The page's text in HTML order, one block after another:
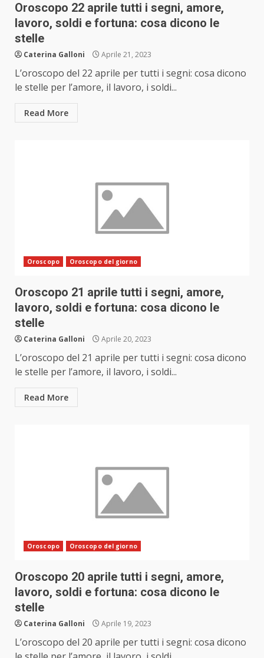
Oroscopo 22 aprile tutti i segni, amore,
lavoro, soldi e fortuna: cosa dicono le
stelle
Caterina Galloni Aprile 21, 2023
L’oroscopo del 22 aprile per tutti i segni: cosa dicono
le stelle per l’amore, il lavoro, i soldi...
Read More
Oroscopo Oroscopo del giorno
Oroscopo 21 aprile tutti i segni, amore,
lavoro, soldi e fortuna: cosa dicono le
stelle
Caterina Galloni Aprile 20, 2023
L’oroscopo del 21 aprile per tutti i segni: cosa dicono
le stelle per l’amore, il lavoro, i soldi...
Read More
Oroscopo Oroscopo del giorno
Oroscopo 20 aprile tutti i segni, amore,
lavoro, soldi e fortuna: cosa dicono le
stelle
Caterina Galloni Aprile 19, 2023
L’oroscopo del 20 aprile per tutti i segni: cosa dicono